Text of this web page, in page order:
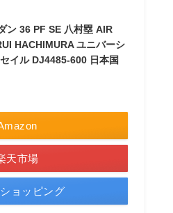
ン 36 PF SE 八村塁 AIR
HACHIMURA ユニバーシ
イル DJ4485-600 日本国
天市場
ョッピング